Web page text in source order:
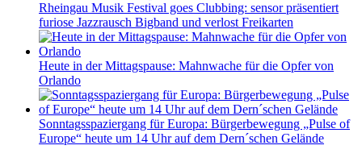
Rheingau Musik Festival goes Clubbing: sensor präsentiert
furiose Jazzrausch Bigband und verlost Freikarten
Heute in der Mittagspause: Mahnwache für die Opfer von
Orlando
Sonntagsspaziergang für Europa: Bürgerbewegung „Pulse of
Europe“ heute um 14 Uhr auf dem Dern´schen Gelände